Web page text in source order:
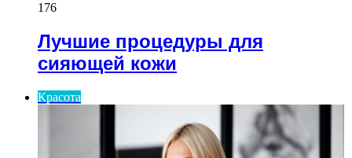
176
Лучшие процедуры для
сияющей кожи
Красота